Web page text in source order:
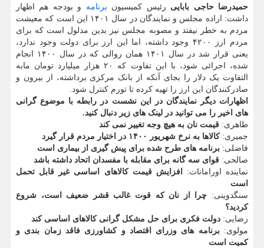
حمیدرضا حاجی بابایی رئیس کمیسیون برنامه و بودجه هم اظهار
داشت: اراده مجلس و نمایندگان در سال ۱۴۰۱ این است که معیشت
مردم به خطر نیفتد و مصوبه مجلس نیز بدین مدلول است که برای
مردم ارز ۴۲۰۰ وجود داشته، اما این ارز برای دولت وجود ندارد،
یعنی قرار شد در سال ۱۴۰۱ همان روالی که در سال ۱۴۰۰ انجام
شده، اجرائی شود، با این تفاوت که ۲۰ هزار میلیارد تومان مابه
التفاوت یک دلار را بجای آنکه از بانک مرکزی برداشته، از بیرون و
صادرکنندگان این ارز را تهیه کرده تا تورم کنترل شود.
اظهارات دیگر نمایندگان در این نشست در رابطه با موضوع گرانی
های اخیر را می توانید در لینک های زیر دنبال کنید.
طاهری: قیمت نان به هیچ وجه تغییر نمی کند
جمیری:کالاها به نرخ شهریور ۱۴۰۰ در اختیار مردم قرار گیرد
فاضلی: برنامه های طرح شده برای پیش گیری از بیماری است
صالحی: قوای سه گانه برای مقابله با مفسدان اتحاد داشته باشد
نماینده اورامانات:
افزایش قیمت کالاهای اساسی غیر قابل تحمل
است
سنگدوینی: چرا از نان که قوت غالب قشر ضعیف است، شروع
کردید؟
رضایی: دولت فکری برای حل مشکل گرانی کالاهای اساسی کند
مولوی:برنامه های وزرای اقتصاد و کشاورزی فاقد زمان بندی و
کمیت است